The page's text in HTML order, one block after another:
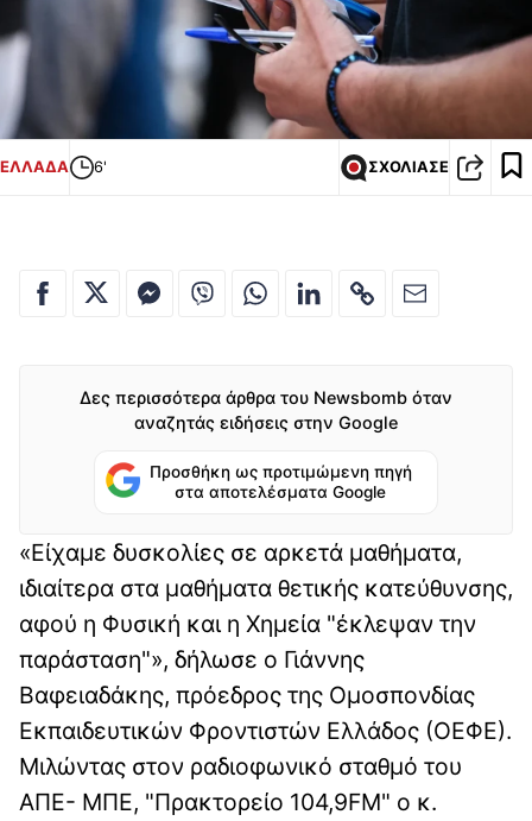
ΕΛΛΑΔΑ 6' ΣΧΟΛΙΑΣΕ
Δες περισσότερα άρθρα του Newsbomb όταν
αναζητάς ειδήσεις στην Google
Προσθήκη ως προτιμώμενη πηγή
στα αποτελέσματα Google
«Είχαμε δυσκολίες σε αρκετά μαθήματα,
ιδιαίτερα στα μαθήματα θετικής κατεύθυνσης,
αφού η Φυσική και η Χημεία "έκλεψαν την
παράσταση"», δήλωσε ο Γιάννης
Βαφειαδάκης, πρόεδρος της Ομοσπονδίας
Εκπαιδευτικών Φροντιστών Ελλάδος (ΟΕΦΕ).
Μιλώντας στον ραδιοφωνικό σταθμό του
ΑΠΕ- ΜΠΕ, "Πρακτορείο 104,9FM" o κ.